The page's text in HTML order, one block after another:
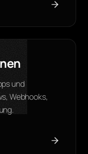
und
Webhooks,